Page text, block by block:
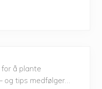
å plante
og tips medfølger…